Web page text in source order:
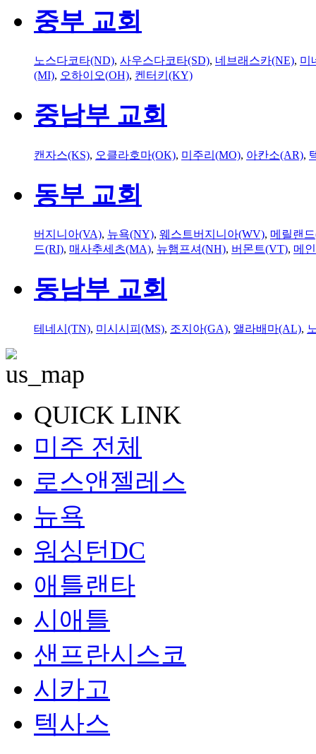
중부 교회
노스다코타(ND), 사우스다코타(SD), 네브래스카(NE), 미
(MI), 오하이오(OH), 켄터키(KY)
중남부 교회
캔자스(KS), 오클라호마(OK), 미주리(MO), 아칸소(AR),
동부 교회
버지니아(VA), 뉴욕(NY), 웨스트버지니아(WV), 메릴랜
드(RI), 매사추세츠(MA), 뉴햄프셔(NH), 버몬트(VT), 메
동남부 교회
테네시(TN), 미시시피(MS), 조지아(GA), 앨라배마(AL),
QUICK LINK
미주 전체
로스앤젤레스
뉴욕
워싱턴DC
애틀랜타
시애틀
샌프란시스코
시카고
텍사스